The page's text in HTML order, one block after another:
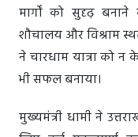
मार्गों को सुदृढ़
शौचालय और विश्राम
ने चारधाम यात्रा को न
भी सफल बनाया।
मुख्यमंत्री धामी ने